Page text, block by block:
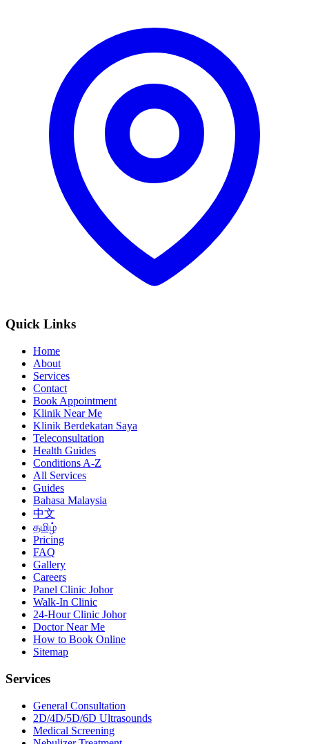
Quick Links
Home
About
Services
Contact
Book Appointment
Klinik Near Me
Klinik Berdekatan Saya
Teleconsultation
Health Guides
Conditions A-Z
All Services
Guides
Bahasa Malaysia
中文
தமிழ்
Pricing
FAQ
Gallery
Careers
Panel Clinic Johor
Walk-In Clinic
24-Hour Clinic Johor
Doctor Near Me
How to Book Online
Sitemap
Services
General Consultation
2D/4D/5D/6D Ultrasounds
Medical Screening